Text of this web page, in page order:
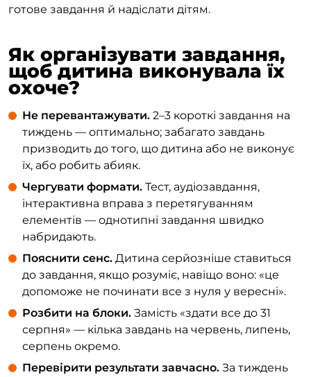
готове завдання й надіслати дітям.
Як організувати завдання,
щоб дитина виконувала їх
охоче?
Не перевантажувати. 2–3 короткі завдання на
тиждень — оптимально; забагато завдань
призводить до того, що дитина або не виконує
їх, або робить абияк.
Чергувати формати. Тест, аудіозавдання,
інтерактивна вправа з перетягуванням
елементів — однотипні завдання швидко
набридають.
Пояснити сенс. Дитина серйозніше ставиться
до завдання, якщо розуміє, навіщо воно: «це
допоможе не починати все з нуля у вересні».
Розбити на блоки. Замість «здати все до 31
серпня» — кілька завдань на червень, липень,
серпень окремо.
Перевірити результати завчасно. За тиждень